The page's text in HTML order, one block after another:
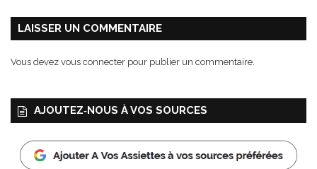
w
e
o
e
LAISSER UN COMMENTAIRE
Vous devez vous connecter pour publier un commentaire.
AJOUTEZ‑NOUS À VOS SOURCES